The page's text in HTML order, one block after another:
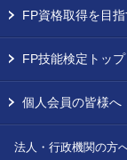
FP資格取得を目指
FP技能検定トップ
個人会員の皆様へ
法人・行政機関の方